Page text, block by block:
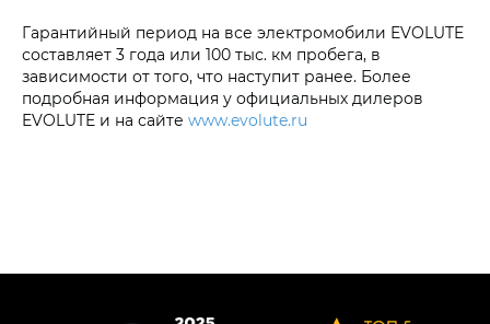
Гарантийный период на все электромобили EVOLUTE
составляет 3 года или 100 тыс. км пробега, в
зависимости от того, что наступит ранее. Более
подробная информация у официальных дилеров
EVOLUTE и на сайте www.evolute.ru